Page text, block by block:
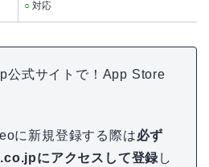
○ 対応
公式サイトで！App Store
に新規登録する際は必ず
にアクセスして登録 し